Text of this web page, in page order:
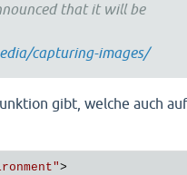
that it will be
capturing-images/
gibt, welche auch
>